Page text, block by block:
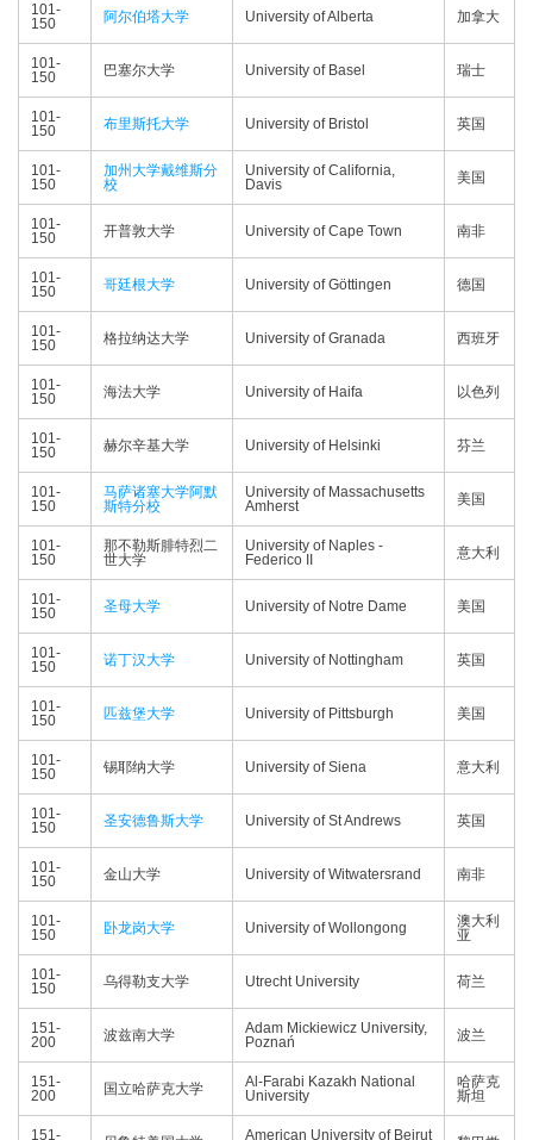
101-
150
阿尔伯塔大学 University of Alberta 加拿大
101-
150
巴塞尔大学 University of Basel 瑞士
101-
150
布里斯托大学 University of Bristol 英国
101-
150
加州大学戴维斯分
校
University of California,
Davis
美国
101-
150
开普敦大学 University of Cape Town 南非
101-
150
哥廷根大学 University of Göttingen 德国
101-
150
格拉纳达大学 University of Granada 西班牙
101-
150
海法大学 University of Haifa 以色列
101-
150
赫尔辛基大学 University of Helsinki 芬兰
101-
150
马萨诸塞大学阿默
斯特分校
University of Massachusetts
Amherst
美国
101-
150
那不勒斯腓特烈二
世大学
University of Naples -
Federico II
意大利
101-
150
圣母大学 University of Notre Dame 美国
101-
150
诺丁汉大学 University of Nottingham 英国
101-
150
匹兹堡大学 University of Pittsburgh 美国
101-
150
锡耶纳大学 University of Siena 意大利
101-
150
圣安德鲁斯大学 University of St Andrews 英国
101-
150
金山大学 University of Witwatersrand 南非
101-
150
卧龙岗大学 University of Wollongong
澳大利
亚
101-
150
乌得勒支大学 Utrecht University 荷兰
151-
200
波兹南大学
Adam Mickiewicz University,
Poznań
波兰
151-
200
国立哈萨克大学
Al-Farabi Kazakh National
University
哈萨克
斯坦
151- American University of Beirut